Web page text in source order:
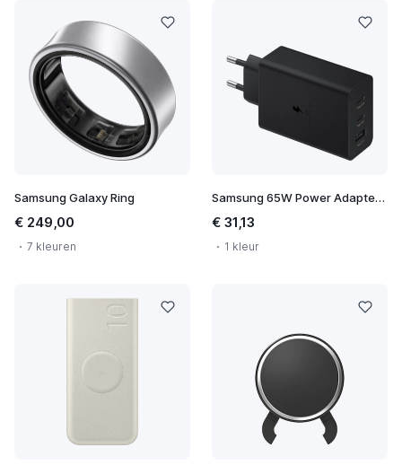
Samsung Galaxy Ring
€ 249,00
7 kleuren
Samsung 65W Power Adapter Trio
€ 31,13
1 kleur